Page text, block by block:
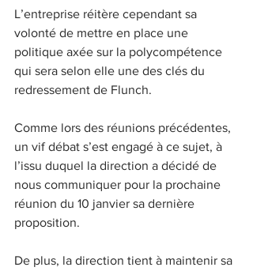
L’entreprise réitère cependant sa
volonté de mettre en place une
politique axée sur la polycompétence
qui sera selon elle une des clés du
redressement de Flunch.
Comme lors des réunions précédentes,
un vif débat s’est engagé à ce sujet, à
l’issu duquel la direction a décidé de
nous communiquer pour la prochaine
réunion du 10 janvier sa dernière
proposition.
De plus, la direction tient à maintenir sa